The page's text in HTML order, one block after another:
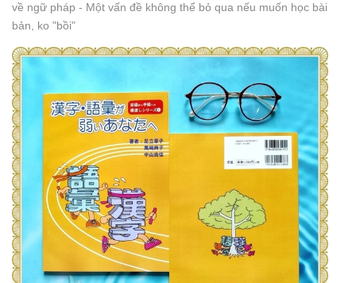
về ngữ pháp - Một vấn đề không thể bỏ qua nếu muốn học bài
bản, ko "bồi"